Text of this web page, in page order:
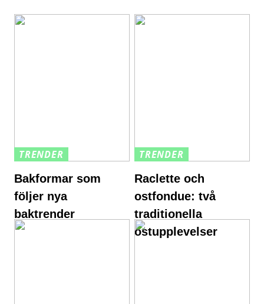
TRENDER
Bakformar som
följer nya
baktrender
TRENDER
Raclette och
ostfondue: två
traditionella
ostupplevelser